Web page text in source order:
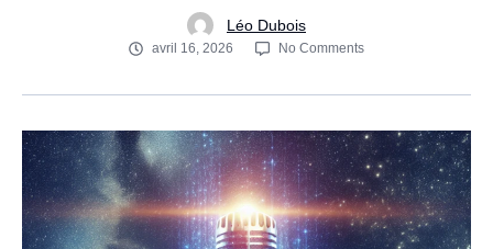
Léo Dubois
avril 16, 2026 No Comments